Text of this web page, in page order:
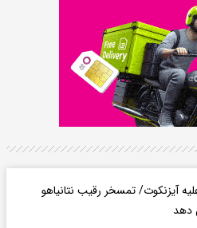
علیه آیزنکوت/ تمسخر رقیب نتانیاهو
دهد